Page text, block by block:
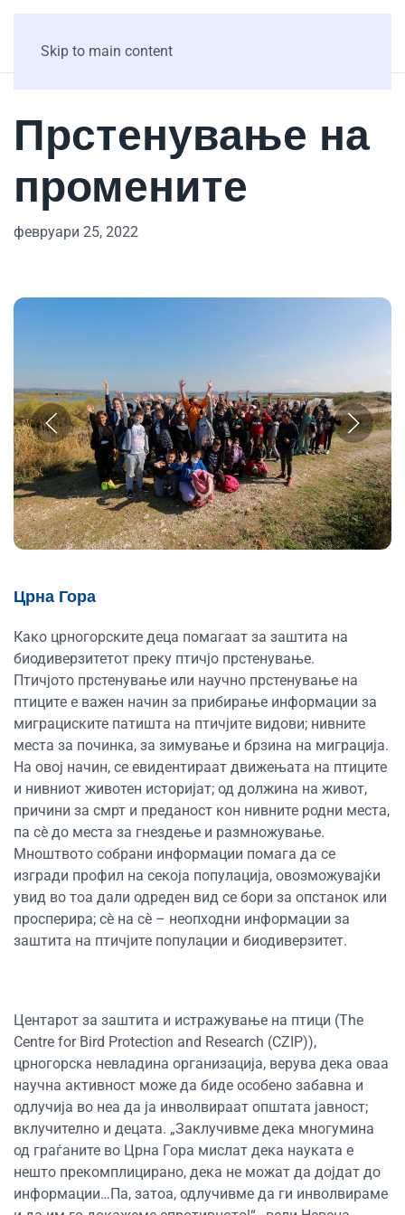
Skip to main content
Прстенување на
промените
февруари 25, 2022
Црна Гора
Како црногорските деца помагаат за заштита на
биодиверзитетот преку птичјо прстенување.
Птичјото прстенување или научно прстенување на
птиците е важен начин за прибирање информации за
миграциските патишта на птичјите видови; нивните
места за починка, за зимување и брзина на миграција.
На овој начин, се евидентираат движењата на птиците
и нивниот животен историјат; од должина на живот,
причини за смрт и преданост кон нивните родни места,
па сè до места за гнездење и размножување.
Мноштвото собрани информации помага да се
изгради профил на секоја популација, овозможувајќи
увид во тоа дали одреден вид се бори за опстанок или
просперира; сè на сè – неопходни информации за
заштита на птичјите популации и биодиверзитет.
Центарот за заштита и истражување на птици (The
Centre for Bird Protection and Research (CZIP)),
црногорска невладина организација, верува дека оваа
научна активност може да биде особено забавна и
одлучија во неа да ја инволвираат општата јавност;
вклучително и децата. „Заклучивме дека многумина
од граѓаните во Црна Гора мислат дека науката е
нешто прекомплицирано, дека не можат да дојдат до
информации…Па, затоа, одлучивме да ги инволвираме